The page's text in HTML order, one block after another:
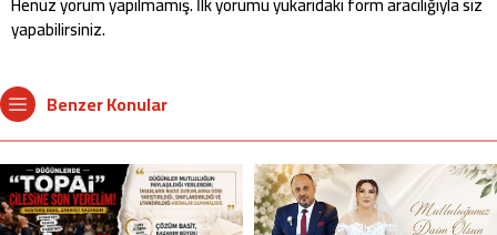
yapabilirsiniz.
Benzer Konular